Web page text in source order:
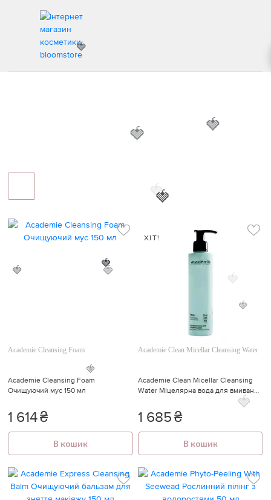
КОСМЕТИКА ACADEMIE
Academie Cleansing Foam
Academie Cleansing Foam
Очищуючий мус 150 мл
1 614₴
В кошик
ХІТ!
Academie Clean Micellar Cleansing Water
Academie Clean Micellar Cleansing
Water Міцелярна вода для вмивання
1 685₴
В кошик
🍓
🍓
🍓